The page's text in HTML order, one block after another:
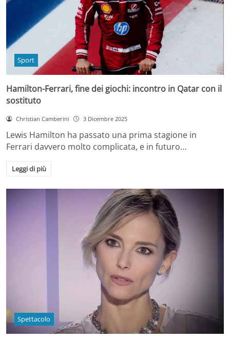
Sport
Hamilton-Ferrari, fine dei giochi: incontro in Qatar con il
sostituto
Christian Camberini 3 Dicembre 2025
Lewis Hamilton ha passato una prima stagione in
Ferrari davvero molto complicata, e in futuro…
Leggi di più
Spettacolo